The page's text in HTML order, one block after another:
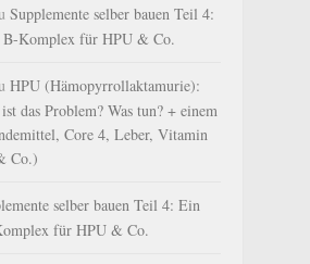
Supplemente selber bauen Teil 4:
Komplex für HPU & Co.
HPU (Hämopyrrollaktamurie):
das Problem? Was tun? + einem
Core 4, Leber, Vitamin
Co.)
selber bauen Teil 4: Ein
für HPU & Co.